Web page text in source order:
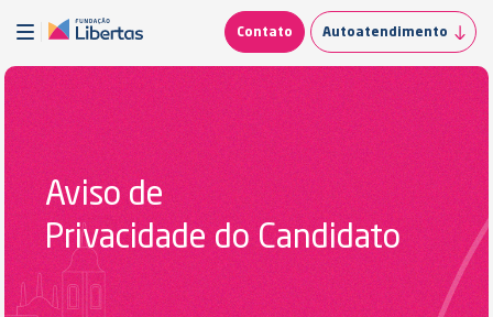
Contato Autoatendimento
Aviso de
Privacidade do Candidato